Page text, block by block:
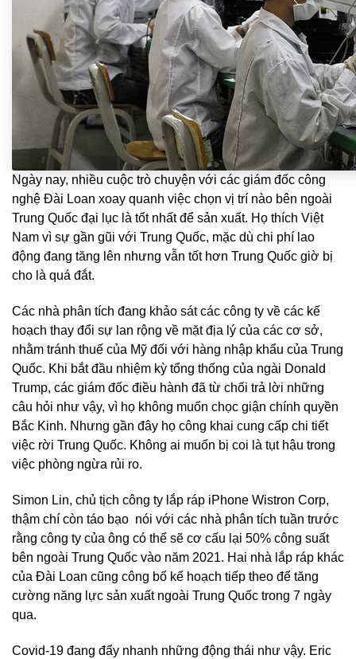
Ngày nay, nhiều cuộc trò chuyện với các giám đốc công
nghệ Đài Loan xoay quanh việc chọn vị trí nào bên ngoài
Trung Quốc đại lục là tốt nhất để sản xuất. Họ thích Việt
Nam vì sự gần gũi với Trung Quốc, mặc dù chi phí lao
động đang tăng lên nhưng vẫn tốt hơn Trung Quốc giờ bị
cho là quá đắt.
Các nhà phân tích đang khảo sát các công ty về các kế
hoạch thay đổi sự lan rộng về mặt địa lý của các cơ sở,
nhằm tránh thuế của Mỹ đối với hàng nhập khẩu của Trung
Quốc. Khi bắt đầu nhiệm kỳ tổng thống của ngài Donald
Trump, các giám đốc điều hành đã từ chối trả lời những
câu hỏi như vậy, vì họ không muốn chọc giận chính quyền
Bắc Kinh. Nhưng gần đây họ công khai cung cấp chi tiết
việc rời Trung Quốc. Không ai muốn bị coi là tụt hậu trong
việc phòng ngừa rủi ro.
Simon Lin, chủ tịch công ty lắp ráp iPhone Wistron Corp,
thậm chí còn táo bạo nói với các nhà phân tích tuần trước
rằng công ty của ông có thể sẽ cơ cấu lại 50% công suất
bên ngoài Trung Quốc vào năm 2021. Hai nhà lắp ráp khác
của Đài Loan cũng công bố kế hoạch tiếp theo để tăng
cường năng lực sản xuất ngoài Trung Quốc trong 7 ngày
qua.
Covid-19 đang đẩy nhanh những động thái như vậy. Eric